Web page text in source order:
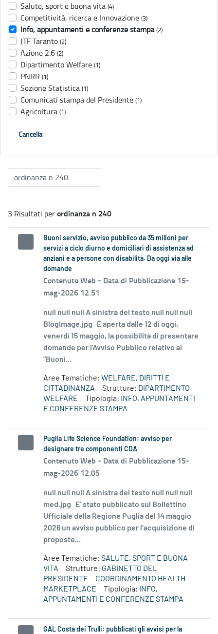
Salute, sport e buona vita (4)
Competitività, ricerca e Innovazione (3)
Info, appuntamenti e conferenze stampa (2)
JTF Taranto (2)
Azione 2.6 (2)
Dipartimento Welfare (1)
PNRR (1)
Sezione Statistica (1)
Comunicati stampa del Presidente (1)
Agricoltura (1)
Cancella
3 Risultati perordinanza n 240
Buoni servizio, avviso pubblico da 35 milioni per
servizi a ciclo diurno e domiciliari di assistenza ad
anziani e a persone con disabilità. Da oggi via alle
domande
Contenuto Web - Data di Pubblicazione 15-
mag-2026 12.51
null null null A sinistra del testo null null null
BlogImage.jpg È aperta dalle 12 di oggi,
venerdì 15 maggio, la possibilità di presentare
domande per l'Avviso Pubblico relativo ai
“Buoni...
Aree Tematiche: WELFARE, DIRITTI E
CITTADINANZA
Strutture: DIPARTIMENTO
WELFARE
Tipologia:
INFO, APPUNTAMENTI
E CONFERENZE STAMPA
Puglia Life Science Foundation: avviso per
designare tre componenti CDA
Contenuto Web - Data di Pubblicazione 15-
mag-2026 12.05
null null null A sinistra del testo null null null
med.jpg E’ stato pubblicato sul Bollettino
Ufficiale della Regione Puglia del 14 maggio
2026 un avviso pubblico per l’acquisizione di
proposte...
Aree Tematiche: SALUTE, SPORT E BUONA
VITA
Strutture: GABINETTO DEL
PRESIDENTE
COORDINAMENTO HEALTH
MARKETPLACE
Tipologia:
INFO,
APPUNTAMENTI E CONFERENZE STAMPA
GAL Costa dei Trulli: pubblicati gli avvisi per la